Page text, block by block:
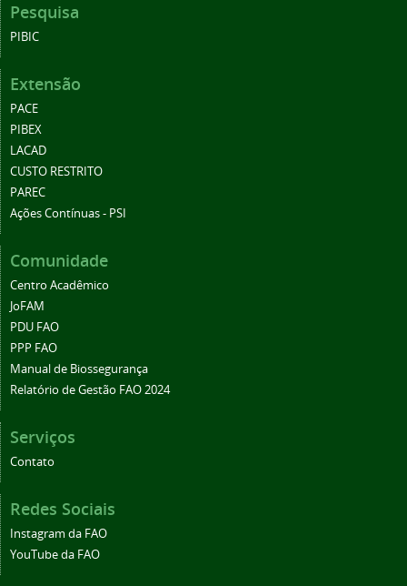
Pesquisa
PIBIC
Extensão
PACE
PIBEX
LACAD
CUSTO RESTRITO
PAREC
Ações Contínuas - PSI
Comunidade
Centro Acadêmico
JoFAM
PDU FAO
PPP FAO
Manual de Biossegurança
Relatório de Gestão FAO 2024
Serviços
Contato
Redes Sociais
Instagram da FAO
YouTube da FAO